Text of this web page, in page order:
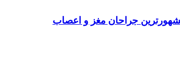
جراحان مغز و اعصاب